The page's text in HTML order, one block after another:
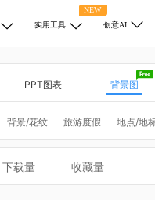
NEW
实用工具
创意AI
PPT图表 背景图
背景/花纹 旅游度假 地点/地
商业/金融 宗教 科学/技术
下载量 收藏量